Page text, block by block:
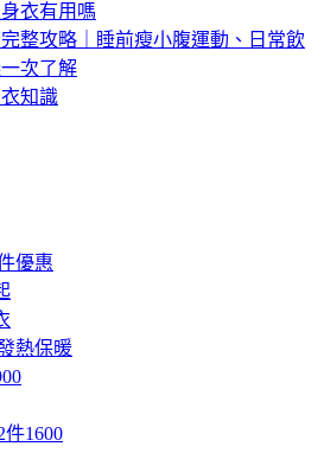
衣有用嗎
整攻略｜睡前瘦小腹運動、日常飲
次了解
知識
優惠
熱保暖
1600